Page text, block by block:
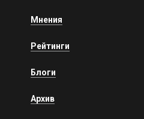
Мнения
Рейтинги
Блоги
Архив